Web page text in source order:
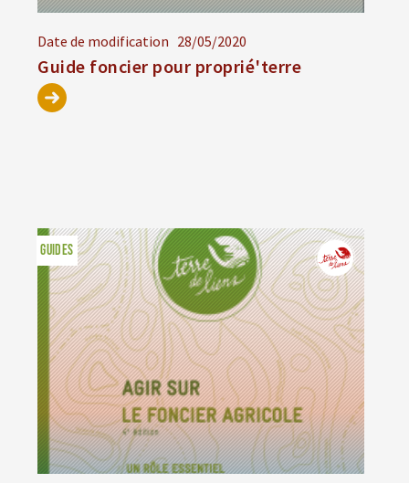
Date de modification 28/05/2020
Guide foncier pour proprié'terre
GUIDES